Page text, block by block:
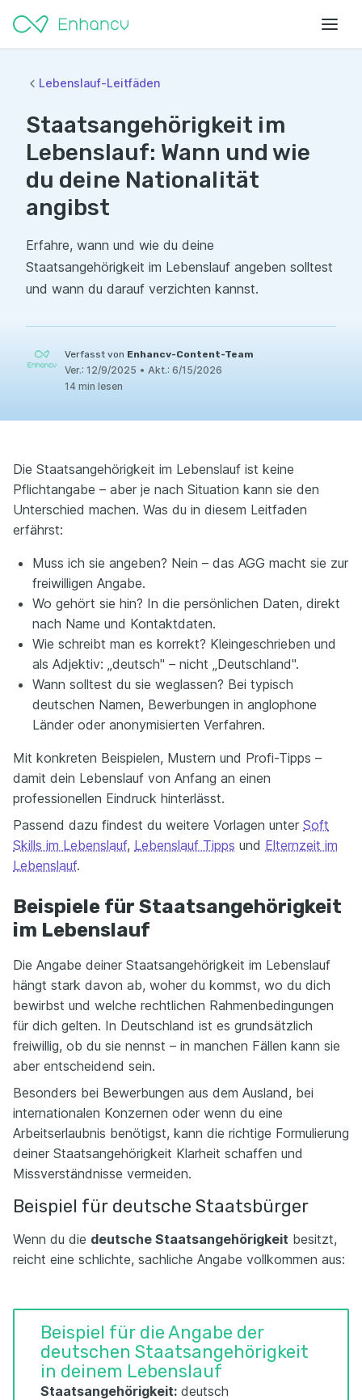
Lebenslauf-Leitfäden
Staatsangehörigkeit im
Lebenslauf: Wann und wie
du deine Nationalität
angibst
Erfahre, wann und wie du deine
Staatsangehörigkeit im Lebenslauf angeben solltest
und wann du darauf verzichten kannst.
Verfasst von Enhancv-Content-Team
Ver.: 12/9/2025 • Akt.: 6/15/2026
14 min lesen
Die Staatsangehörigkeit im Lebenslauf ist keine
Pflichtangabe – aber je nach Situation kann sie den
Unterschied machen. Was du in diesem Leitfaden
erfährst:
Muss ich sie angeben? Nein – das AGG macht sie zur
freiwilligen Angabe.
Wo gehört sie hin? In die persönlichen Daten, direkt
nach Name und Kontaktdaten.
Wie schreibt man es korrekt? Kleingeschrieben und
als Adjektiv: „deutsch" – nicht „Deutschland".
Wann solltest du sie weglassen? Bei typisch
deutschen Namen, Bewerbungen in anglophone
Länder oder anonymisierten Verfahren.
Mit konkreten Beispielen, Mustern und Profi-Tipps –
damit dein Lebenslauf von Anfang an einen
professionellen Eindruck hinterlässt.
Passend dazu findest du weitere Vorlagen unter Soft
Skills im Lebenslauf, Lebenslauf Tipps und Elternzeit im
Lebenslauf.
Beispiele für Staatsangehörigkeit
im Lebenslauf
Die Angabe deiner Staatsangehörigkeit im Lebenslauf
hängt stark davon ab, woher du kommst, wo du dich
bewirbst und welche rechtlichen Rahmenbedingungen
für dich gelten. In Deutschland ist es grundsätzlich
freiwillig, ob du sie nennst – in manchen Fällen kann sie
aber entscheidend sein.
Besonders bei Bewerbungen aus dem Ausland, bei
internationalen Konzernen oder wenn du eine
Arbeitserlaubnis benötigst, kann die richtige Formulierung
deiner Staatsangehörigkeit Klarheit schaffen und
Missverständnisse vermeiden.
Beispiel für deutsche Staatsbürger
Wenn du die deutsche Staatsangehörigkeit besitzt,
reicht eine schlichte, sachliche Angabe vollkommen aus:
Beispiel für die Angabe der
deutschen Staatsangehörigkeit
in deinem Lebenslauf
Staatsangehörigkeit: deutsch